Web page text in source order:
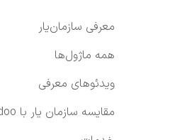
معرفی سازمان‌یار
همه ماژول‌ها
ویدئوهای معرفی
مقایسه سازمان یار با Odoo